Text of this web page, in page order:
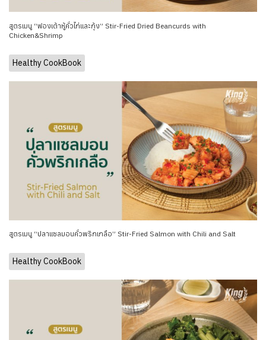
สูตรเมนู “ฟองเต้าหู้คั่วไก่และกุ้ง” Stir-Fried Dried Beancurds with
Chicken&Shrimp
Healthy CookBook
สูตรเมนู “ปลาแซลมอนคั่วพริกเกลือ” Stir-Fried Salmon with Chili and Salt
Healthy CookBook